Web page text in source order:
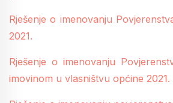
Rješenje o imenovanju
2021.
Rješenje o imenovanju
imovinom u vlasništvu općine 2021.